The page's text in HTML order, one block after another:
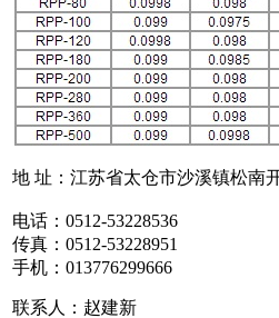
地 址：江苏省太仓市沙溪镇松南
电话：0512-53228536
传真：0512-53228951
手机：013776299666
联系人：赵建新